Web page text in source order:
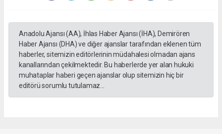
Anadolu Ajansı (AA), İhlas Haber Ajansı (İHA), Demirören
Haber Ajansı (DHA) ve diğer ajanslar tarafından eklenen tüm
haberler, sitemizin editörlerinin müdahalesi olmadan ajans
kanallarından çekilmektedir. Bu haberlerde yer alan hukuki
muhataplar haberi geçen ajanslar olup sitemizin hiç bir
editörü sorumlu tutulamaz...